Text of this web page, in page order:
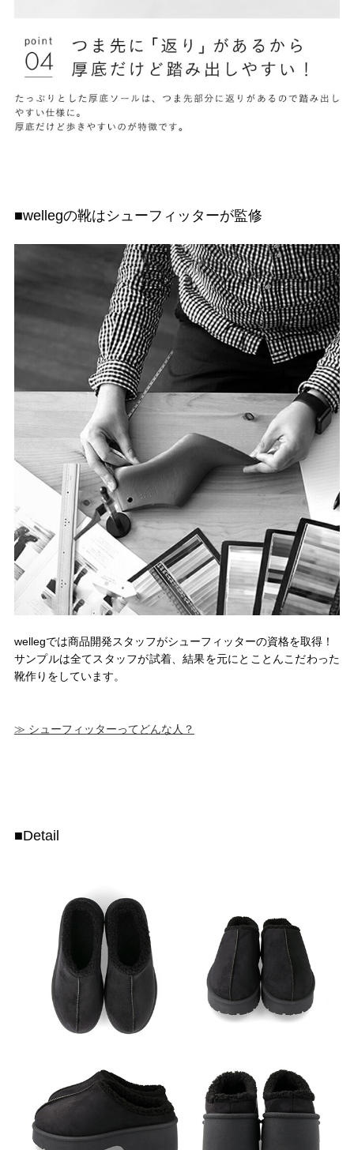
■wellegの靴はシューフィッターが監修
wellegでは商品開発スタッフがシューフィッターの資格を取得！
サンプルは全てスタッフが試着、結果を元にとことんこだわった
靴作りをしています。
≫ シューフィッターってどんな人？
■Detail